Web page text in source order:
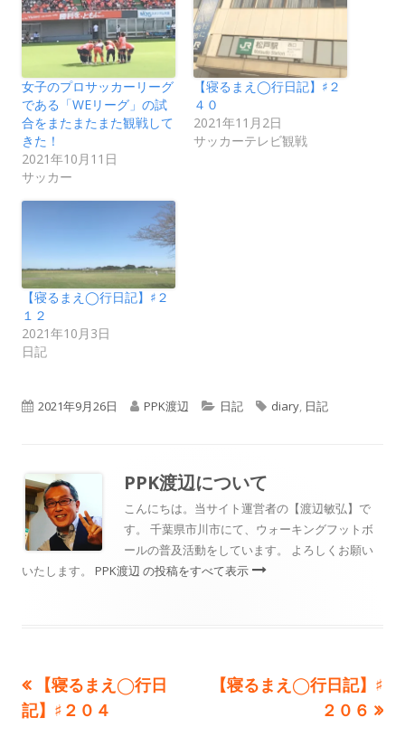
女子のプロサッカーリーグ
である「WEリーグ」の試
合をまたまたまた観戦して
きた！
2021年10月11日
サッカー
【寝るまえ◯行日記】♯２
４０
2021年11月2日
サッカーテレビ観戦
【寝るまえ◯行日記】♯２
１２
2021年10月3日
日記
公
2021年9月26日
作
PPK渡辺
カ
リ
ー
日記
タ
diary, 日記
PPK渡辺について
こんにちは。当サイト運営者の【渡辺敏弘】で
す。 千葉県市川市にて、ウォーキングフットボ
ールの普及活動をしています。 よろしくお願い
いたします。 PPK渡辺 の投稿をすべて表示
投
稿
前
の
【寝るまえ◯行日
記】♯２０４
次
【寝るまえ◯行日記】♯
２０６